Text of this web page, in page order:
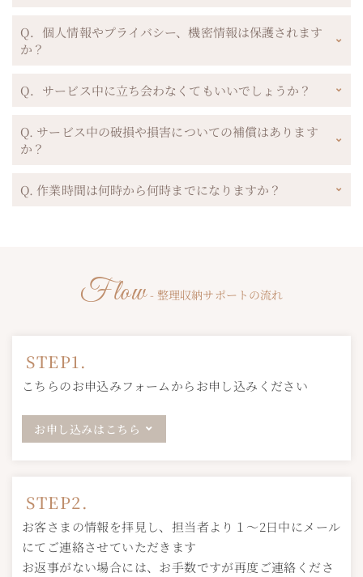
Q．個人情報やプライバシー、機密情報は保護されます
か？
Q．サービス中に立ち会わなくてもいいでしょうか？
Q. サービス中の破損や損害についての補償はあります
か？
Q. 作業時間は何時から何時までになりますか？
Flow- 整理収納サポートの流れ
STEP1.
こちらのお申込みフォームからお申し込みください
お申し込みはこちら
STEP2.
お客さまの情報を拝見し、担当者より１～2日中にメール
にてご連絡させていただきます
お返事がない場合には、お手数ですが再度ご連絡くださ